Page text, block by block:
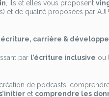
, ils et elles vous proposent
de qualité proposées par
carrière &
par l’écriture inclusive ou
de podcasts, comprendre
et comprendre les